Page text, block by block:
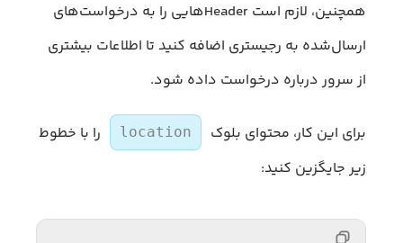
همچنین، لازم است Headerهایی را به درخواست‌های
ارسال‌شده به رجیستری اضافه کنید تا اطلاعات بیشتری
از سرور درباره درخواست داده شود.
برای این کار، محتوای بلوک location
را با خطوط
زیر جایگزین کنید: